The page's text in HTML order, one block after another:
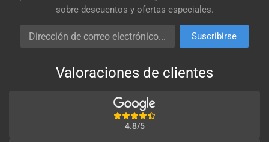
sobre descuentos y ofertas especiales.
Dirección de correo electrónico
Suscribirse
Valoraciones de clientes
4.8/5